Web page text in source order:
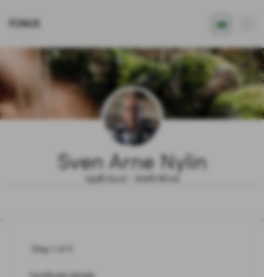
FONUS
Sven Arne Nylin
1938.03.12 - 2026.06.04